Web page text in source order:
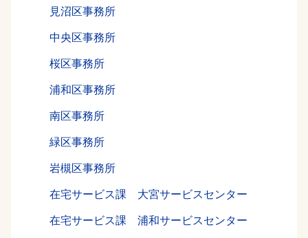
見沼区事務所
中央区事務所
桜区事務所
浦和区事務所
南区事務所
緑区事務所
岩槻区事務所
在宅サービス課 大宮サービスセンター
在宅サービス課 浦和サービスセンター